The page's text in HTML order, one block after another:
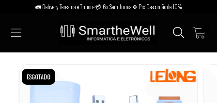
🚛 Delivery Teresina e Timon- 💳 6x Sem Juros- ❖ Pix Descontão de 10%
ESGOTADO